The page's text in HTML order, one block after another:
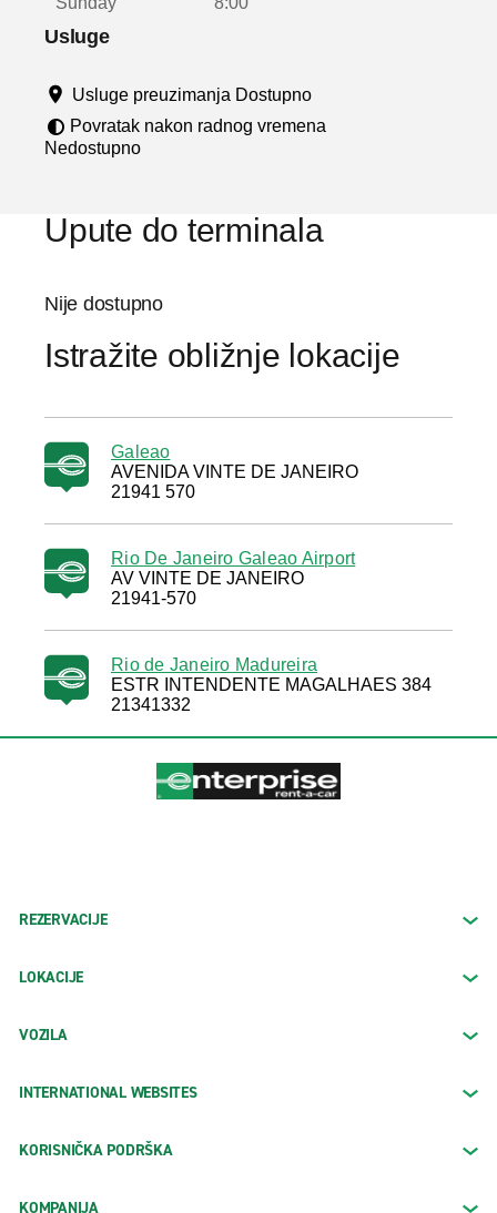
u
Usluge
Usluge preuzimanja Dostupno
Povratak nakon radnog vremena
Nedostupno
Upute do terminala
Nije dostupno
Istražite obližnje lokacije
Galeao
AVENIDA VINTE DE JANEIRO
21941 570
Rio De Janeiro Galeao Airport
AV VINTE DE JANEIRO
21941-570
Rio de Janeiro Madureira
ESTR INTENDENTE MAGALHAES 384
21341332
REZERVACIJE
LOKACIJE
VOZILA
INTERNATIONAL WEBSITES
KORISNIČKA PODRŠKA
KOMPANIJA